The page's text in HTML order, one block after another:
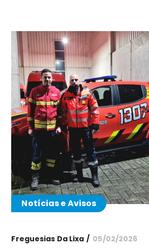
Notícias e Avisos
Freguesias Da Lixa 05/02/2026